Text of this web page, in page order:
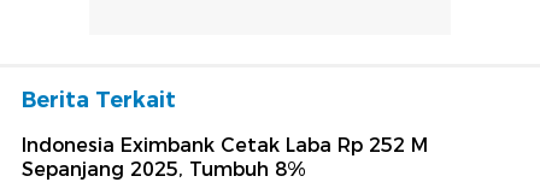
Berita Terkait
Indonesia Eximbank Cetak Laba Rp 252 M
Sepanjang 2025, Tumbuh 8%